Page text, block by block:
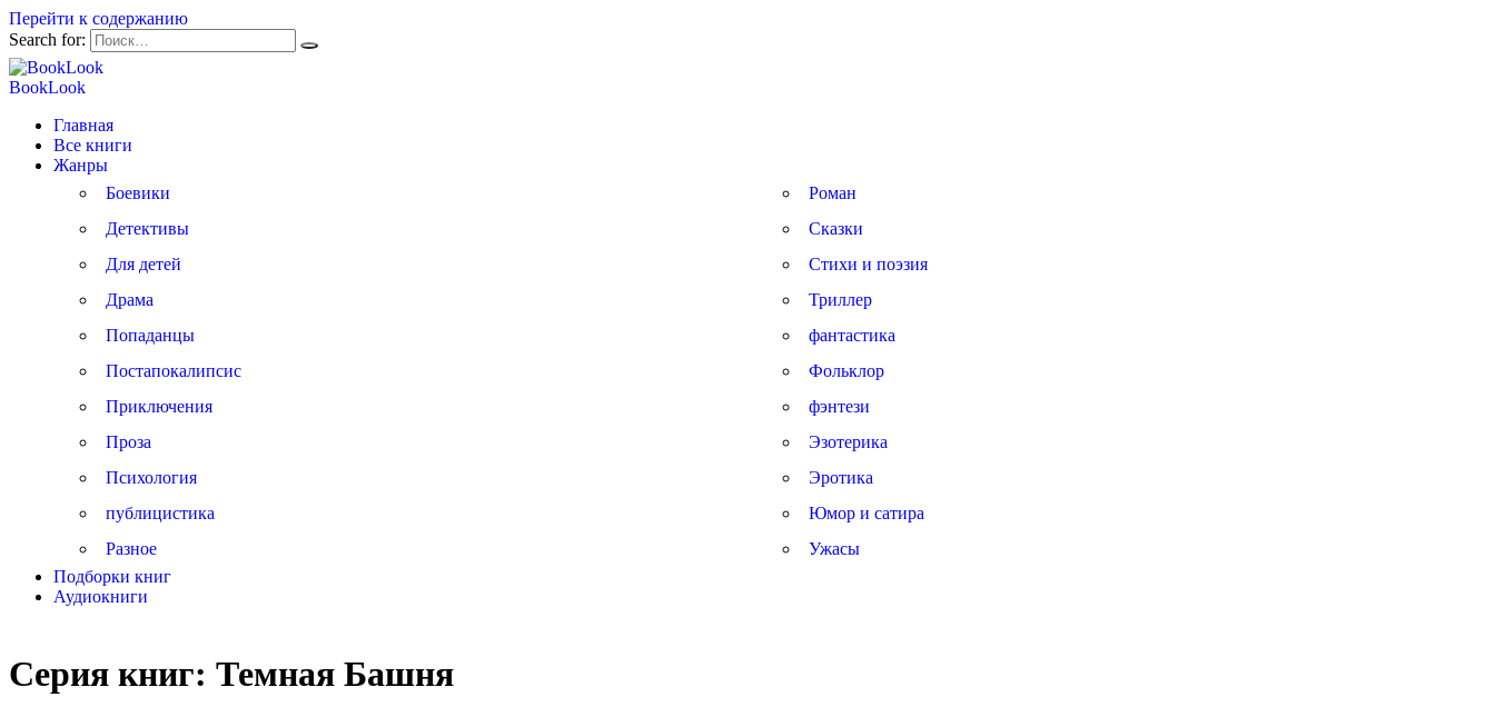
Перейти к содержанию
Search for:
BookLook
Главная
Все книги
Жанры
Боевики
Детективы
Для детей
Драма
Попаданцы
Постапокалипсис
Приключения
Проза
Психология
публицистика
Разное
Роман
Сказки
Стихи и поэзия
Триллер
фантастика
Фольклор
фэнтези
Эзотерика
Эротика
Юмор и сатира
Ужасы
Подборки книг
Аудиокниги
Серия книг: Темная Башня